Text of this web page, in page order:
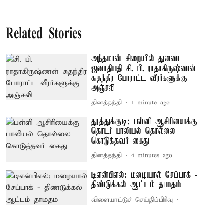
Related Stories
அந்தமான் சிறையில் துணை
ஜனாதிபதி சி. பி. ராதாகிருஷ்ணன்
சுதந்திர போராட்ட வீரர்களுக்கு
அஞ்சலி
தினத்தந்தி 1 minute ago
தூத்துக்குடி: பள்ளி ஆசிரியைக்கு
தொடர் பாலியல் தொல்லை
கொடுத்தவர் கைது
தினத்தந்தி 4 minutes ago
டிஎன்பிஎல்: மழையால் சேப்பாக் -
திண்டுக்கல் ஆட்டம் தாமதம்
விளையாட்டுச் செய்திப்பிரிவு